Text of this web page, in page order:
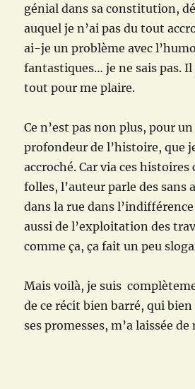
génial dans sa constitution,
auquel je n’ai pas du tout
ai-je un problème avec
fantastiques… je ne sais pas.
tout pour me plaire.
Ce n’est pas non plus, pour
profondeur de l’histoire, que
accroché. Car via ces
folles, l’auteur parle des sans
dans la rue dans
aussi de l’exploitation des
comme ça, ça fait un peu
Mais voilà, je suis
de ce récit bien barré, qui
ses promesses, m’a laissée de